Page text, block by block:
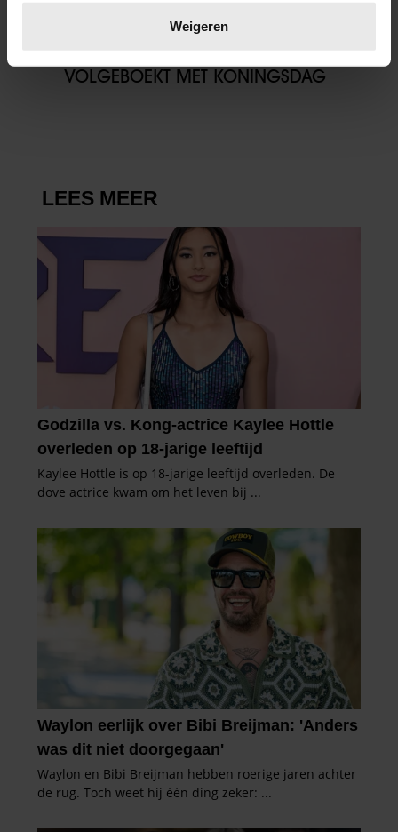
verwerkt en stel uw voorkeuren in het
intrekken in de Cookieverklaring.
partners voor social media, adverteren en analyse. Deze
informatie die u aan ze heeft verstrekt of die ze hebben
verzameld op basis van uw gebruik van hun services. U
gaat akkoord met onze cookies als u onze website blijft
gebruiken.
Weigeren
26/04/2026
VOLGEBOEKT MET KONINGSDAG